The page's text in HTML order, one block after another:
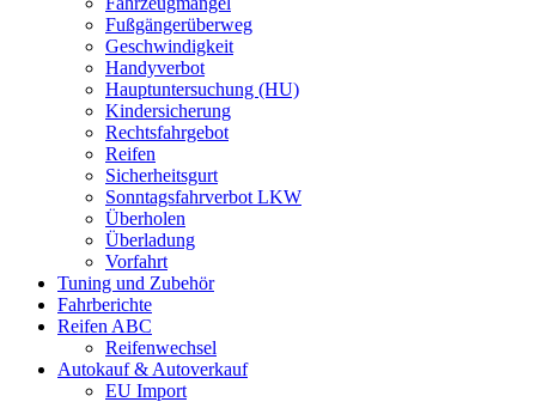
Fußgängerüberweg
Geschwindigkeit
Handyverbot
Hauptuntersuchung (HU)
Kindersicherung
Rechtsfahrgebot
Reifen
Sicherheitsgurt
Sonntagsfahrverbot LKW
Überholen
Überladung
Vorfahrt
Tuning und Zubehör
Fahrberichte
Reifen ABC
Reifenwechsel
Autokauf & Autoverkauf
EU Import